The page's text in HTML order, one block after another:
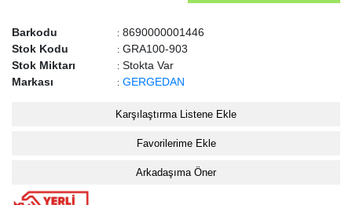
Barkodu : 8690000001446
Stok Kodu
: GRA100-903
Stok Miktarı
: Stokta Var
Markası
: GERGEDAN
Karşılaştırma Listene Ekle
Favorilerime Ekle
Arkadaşıma Öner